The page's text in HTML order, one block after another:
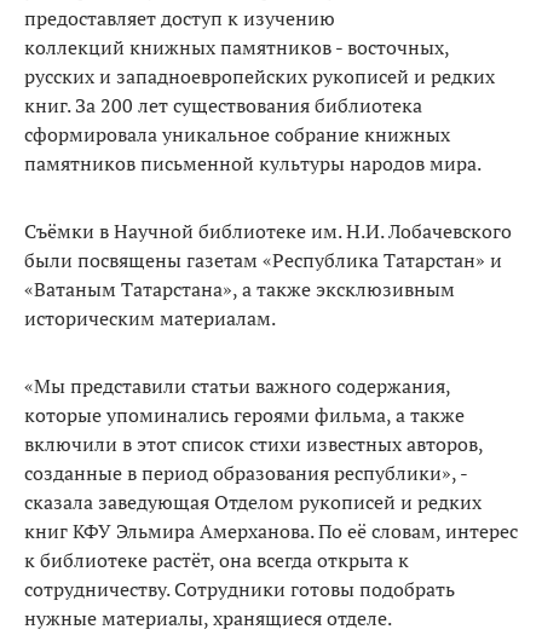
предоставляет доступ к изучению
коллекций книжных памятников - восточных,
русских и западноевропейских рукописей и редких
книг. За 200 лет существования библиотека
сформировала уникальное собрание книжных
памятников письменной культуры народов мира.
Съёмки в Научной библиотеке им. Н.И. Лобачевского
были посвящены газетам «Республика Татарстан» и
«Ватаным Татарстана», а также эксклюзивным
историческим материалам.
«Мы представили статьи важного содержания,
которые упоминались героями фильма, а также
включили в этот список стихи известных авторов,
созданные в период образования республики», -
сказала заведующая Отделом рукописей и редких
книг КФУ Эльмира Амерханова. По её словам, интерес
к библиотеке растёт, она всегда открыта к
сотрудничеству. Сотрудники готовы подобрать
нужные материалы, хранящиеся отделе.